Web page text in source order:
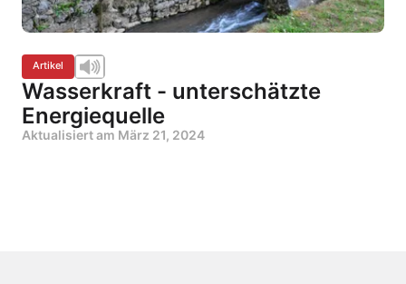
Artikel
Wasserkraft - unterschätzte
Energiequelle
Aktualisiert am März 21, 2024